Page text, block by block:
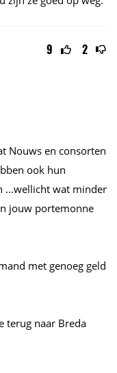
9 2
Nouws en consorten
ook hun
...wellicht wat minder
jouw portemonne
met genoeg geld
terug naar Breda